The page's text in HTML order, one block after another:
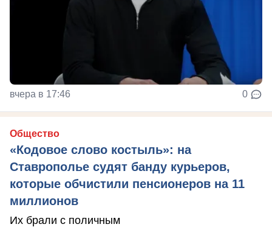
вчера в 17:46 0
Общество
«Кодовое слово костыль»: на
Ставрополье судят банду курьеров,
которые обчистили пенсионеров на 11
миллионов
Их брали с поличным